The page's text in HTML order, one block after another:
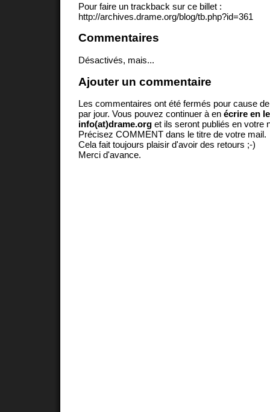
Pour faire un trackback sur ce billet :
http://archives.drame.org/blog/tb.php?id=361
Commentaires
Désactivés, mais...
Ajouter un commentaire
Les commentaires ont été fermés pour cause
par jour. Vous pouvez continuer à en écrire en
info(at)drame.org et ils seront publiés en votre
Précisez COMMENT dans le titre de votre mail.
Cela fait toujours plaisir d'avoir des retours ;-)
Merci d'avance.